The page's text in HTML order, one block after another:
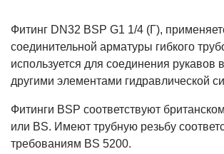
Фитинг DN32 BSP G1 1/4 (Г),
соединительной арматуры гибкого
используется для соединения рукавов
другими элементами гидравлической
Фитинги BSP соответствуют
или BS. Имеют трубную резьбу
требованиям BS 5200.